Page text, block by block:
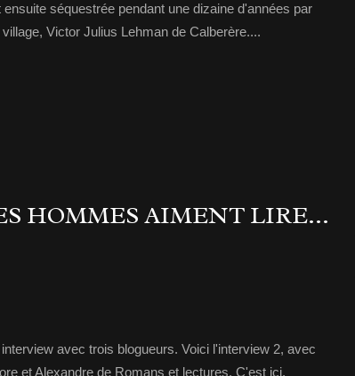
séquestrée pendant une dizaine d'années par
Victor Julius Lehman de Calberère....
HOMMES AIMENT LIRE...
avec trois blogueurs. Voici l'interview 2, avec
et Alexandre de Romans et lectures. C'est ici,